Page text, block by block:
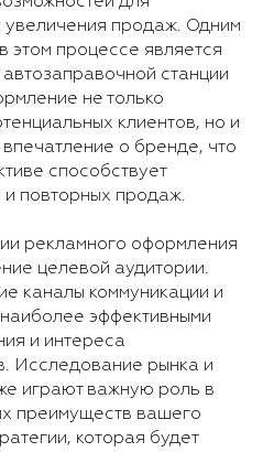
увеличения продаж. Одним
этом процессе является
станции
не только
клиентов, но и
о бренде, что
способствует
повторных продаж.
рекламного оформления
целевой аудитории.
каналы коммуникации и
эффективными
и интереса
Исследование рынка и
играют важную роль в
преимуществ вашего
которая будет